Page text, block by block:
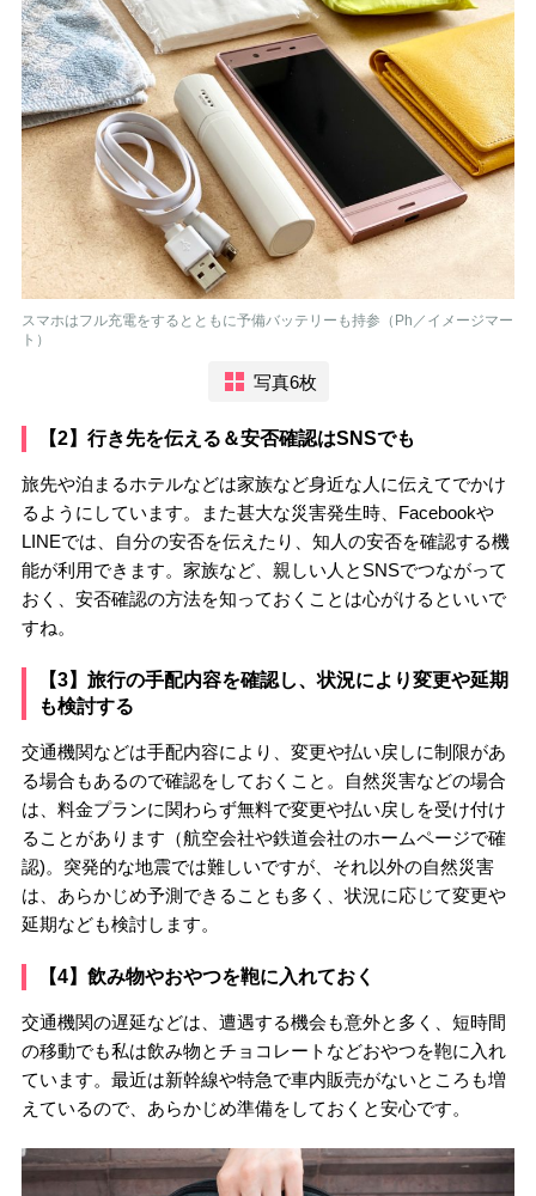
スマホはフル充電をするとともに予備バッテリーも持参（Ph／イメージマー
ト）
写真6枚
【2】行き先を伝える＆安否確認はSNSでも
旅先や泊まるホテルなどは家族など身近な人に伝えてでかけ
るようにしています。また甚大な災害発生時、Facebookや
LINEでは、自分の安否を伝えたり、知人の安否を確認する機
能が利用できます。家族など、親しい人とSNSでつながって
おく、安否確認の方法を知っておくことは心がけるといいで
すね。
【3】旅行の手配内容を確認し、状況により変更や延期
も検討する
交通機関などは手配内容により、変更や払い戻しに制限があ
る場合もあるので確認をしておくこと。自然災害などの場合
は、料金プランに関わらず無料で変更や払い戻しを受け付け
ることがあります（航空会社や鉄道会社のホームページで確
認)。突発的な地震では難しいですが、それ以外の自然災害
は、あらかじめ予測できることも多く、状況に応じて変更や
延期なども検討します。
【4】飲み物やおやつを鞄に入れておく
交通機関の遅延などは、遭遇する機会も意外と多く、短時間
の移動でも私は飲み物とチョコレートなどおやつを鞄に入れ
ています。最近は新幹線や特急で車内販売がないところも増
えているので、あらかじめ準備をしておくと安心です。